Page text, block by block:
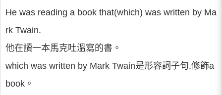
He was reading a book that(which) was written by Ma
rk Twain.
他在讀一本馬克吐溫寫的書。
which was written by Mark Twain是形容詞子句,修飾a
book。